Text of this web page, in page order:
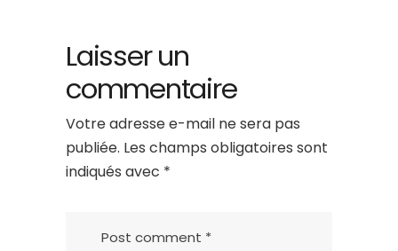
Laisser un
commentaire
Votre adresse e-mail ne sera pas
publiée. Les champs obligatoires sont
indiqués avec *